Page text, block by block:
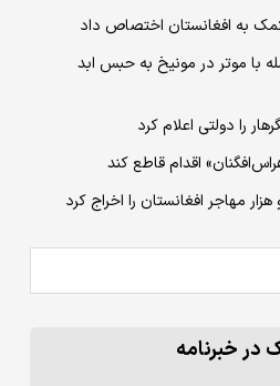
با موتر در مونیخ به حبس ابد
اقدام قاطع کند
مهاجر افغانستان را اخراج کرد
در خبرنامه